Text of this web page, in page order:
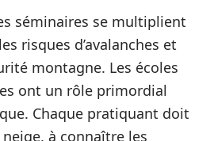
séminaires se multiplient
risques d’avalanches et
montagne. Les écoles
ont un rôle primordial
Chaque pratiquant doit
à connaître les